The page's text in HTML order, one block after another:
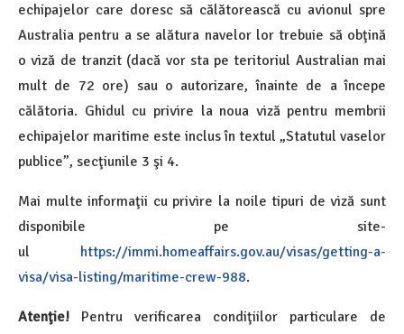
echipajelor care doresc să călătorească cu avionul spre
Australia pentru a se alătura navelor lor trebuie să obţină
o viză de tranzit (dacă vor sta pe teritoriul Australian mai
mult de 72 ore) sau o autorizare, înainte de a începe
călătoria. Ghidul cu privire la noua viză pentru membrii
echipajelor maritime este inclus în textul „Statutul vaselor
publice”, secţiunile 3 şi 4.
Mai multe informaţii cu privire la noile tipuri de viză sunt
disponibile pe site-
ul https://immi.homeaffairs.gov.au/visas/getting-a-
visa/visa-listing/maritime-crew-988.
Atenţie! Pentru verificarea condiţiilor particulare de